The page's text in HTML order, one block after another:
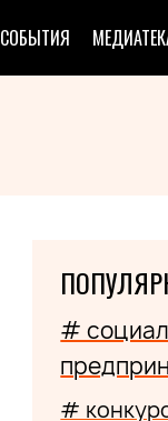
СОБЫТИЯ
#
#